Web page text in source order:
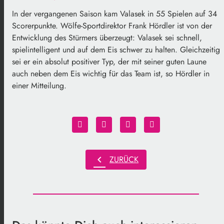
In der vergangenen Saison kam Valasek in 55 Spielen auf 34
Scorerpunkte. Wölfe-Sportdirektor Frank Hördler ist von der
Entwicklung des Stürmers überzeugt: Valasek sei schnell,
spielintelligent und auf dem Eis schwer zu halten. Gleichzeitig
sei er ein absolut positiver Typ, der mit seiner guten Laune
auch neben dem Eis wichtig für das Team ist, so Hördler in
einer Mitteilung.
chevron_left ZURÜCK